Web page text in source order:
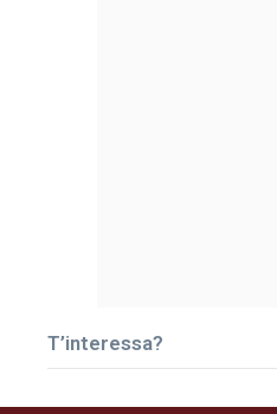
T’interessa?